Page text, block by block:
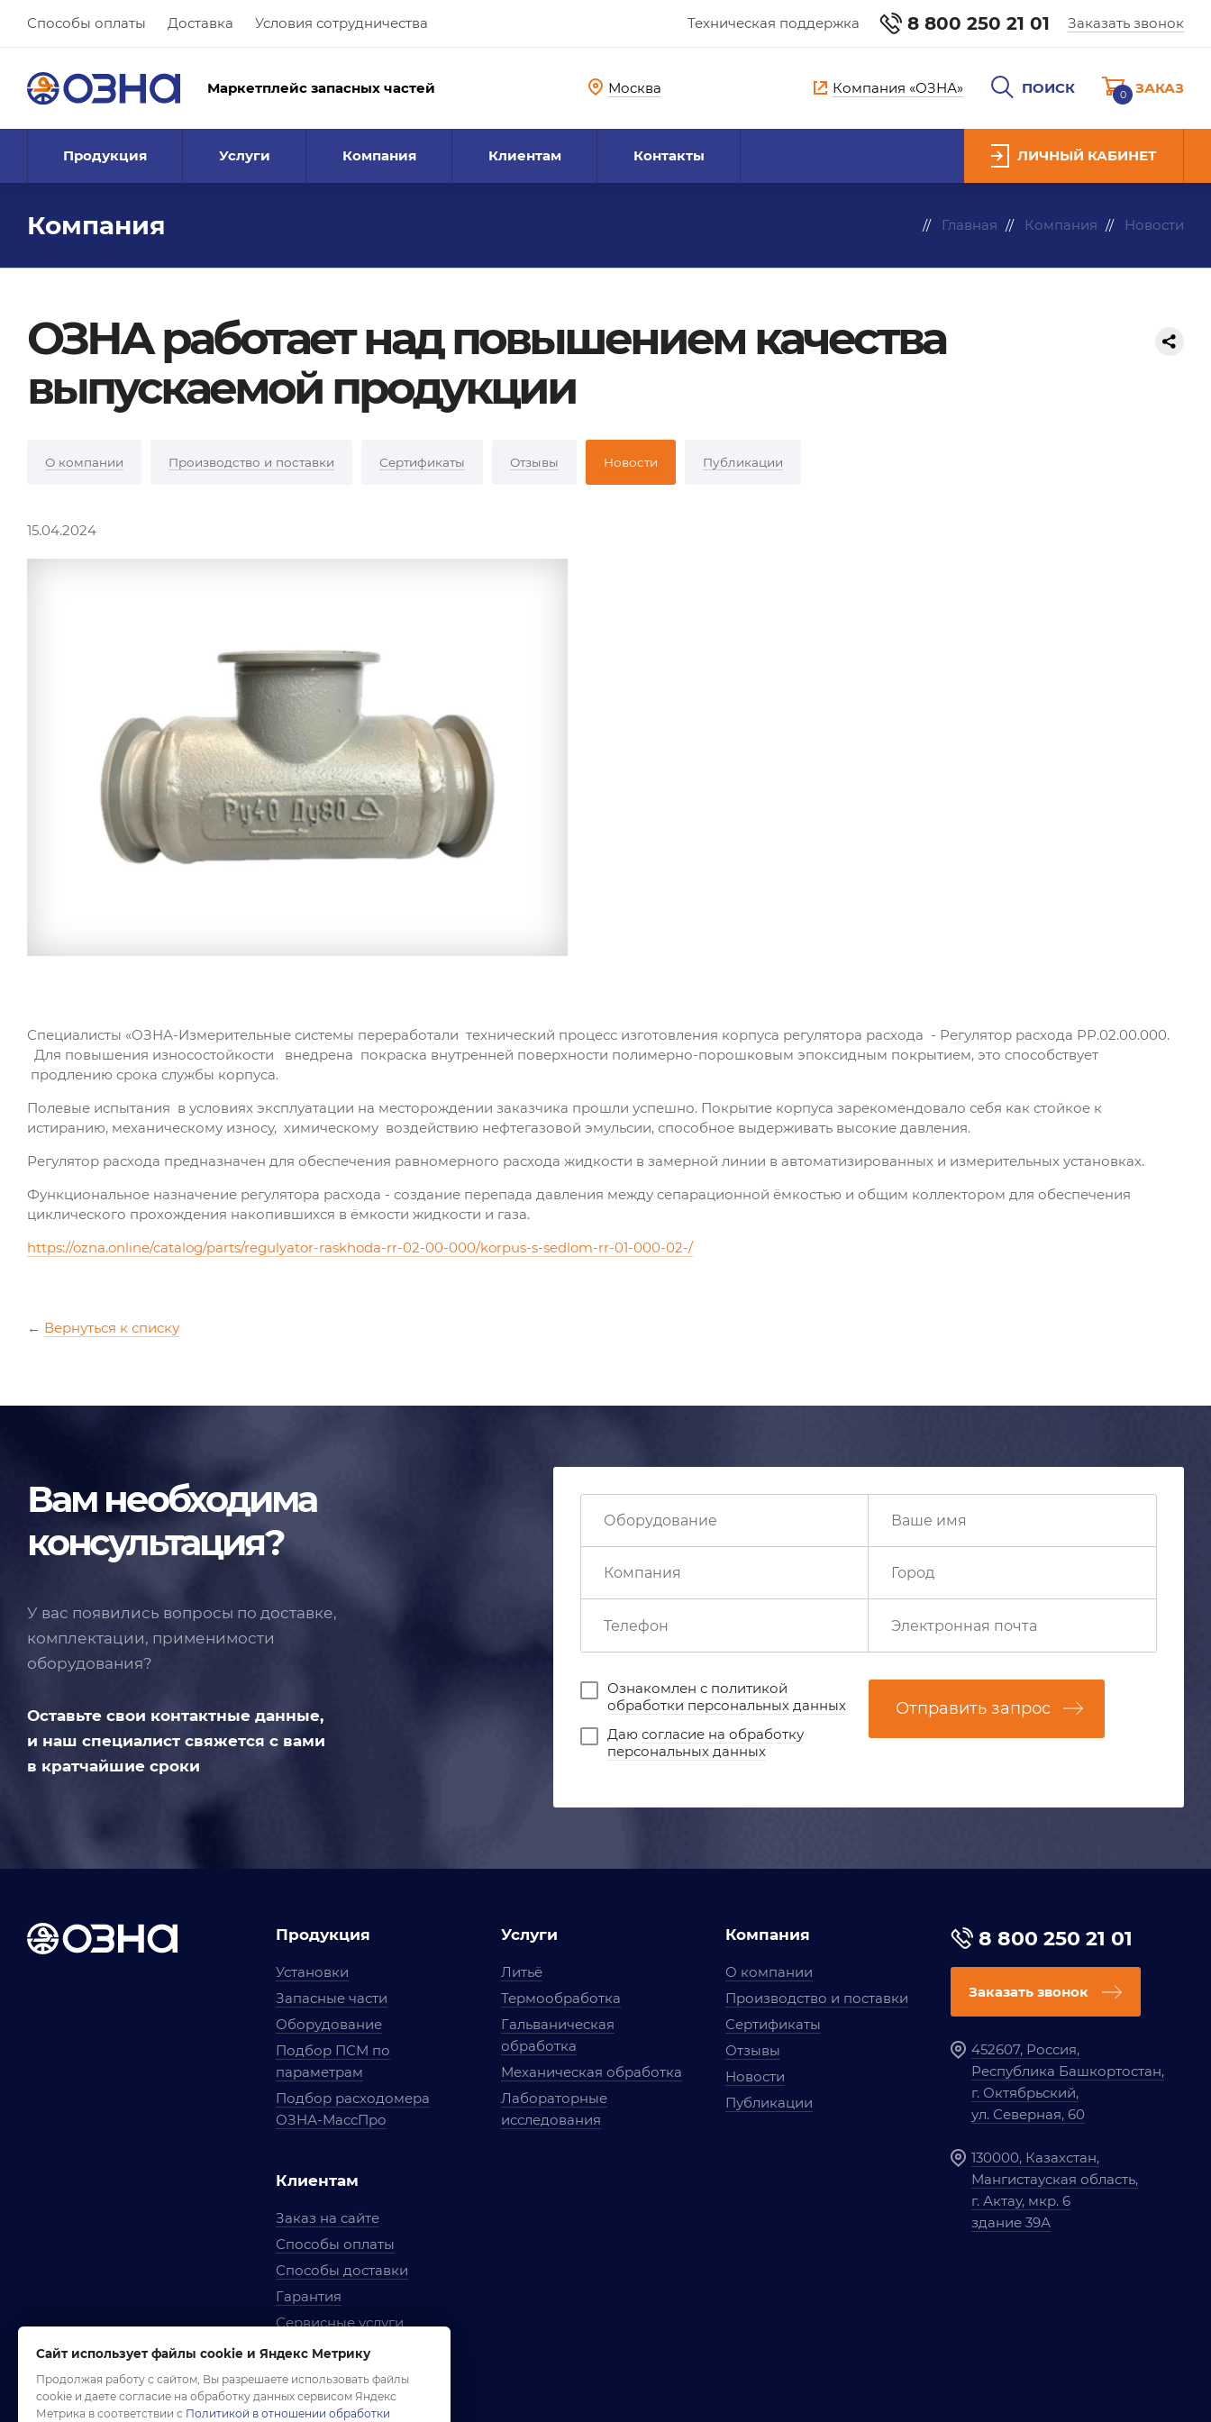
Способы оплаты Доставка Условия сотрудничества Техническая поддержка 8 800 250 21 01 Заказать звонок
Маркетплейс запасных частей Москва Компания «ОЗНА» ПОИСК 0 ЗАКАЗ
Продукция Услуги Компания Клиентам Контакты ЛИЧНЫЙ КАБИНЕТ
Компания Главная Компания Новости
ОЗНА работает над повышением качества
выпускаемой продукции
О компании Производство и поставки Сертификаты Отзывы Новости Публикации
15.04.2024
Специалисты «ОЗНА-Измерительные системы переработали технический процесс изготовления корпуса регулятора расхода - Регулятор расхода РР.02.00.000.
Для повышения износостойкости внедрена покраска внутренней поверхности полимерно-порошковым эпоксидным покрытием, это способствует
продлению срока службы корпуса.
Полевые испытания в условиях эксплуатации на месторождении заказчика прошли успешно. Покрытие корпуса зарекомендовало себя как стойкое к
истиранию, механическому износу, химическому воздействию нефтегазовой эмульсии, способное выдерживать высокие давления.
Регулятор расхода предназначен для обеспечения равномерного расхода жидкости в замерной линии в автоматизированных и измерительных установках.
Функциональное назначение регулятора расхода - создание перепада давления между сепарационной ёмкостью и общим коллектором для обеспечения
циклического прохождения накопившихся в ёмкости жидкости и газа.
https://ozna.online/catalog/parts/regulyator-raskhoda-rr-02-00-000/korpus-s-sedlom-rr-01-000-02-/
← Вернуться к списку
Вам необходима
консультация?
У вас появились вопросы по доставке,
комплектации, применимости
оборудования?
Оставьте свои контактные данные,
и наш специалист свяжется с вами
в кратчайшие сроки
Ознакомлен с политикой
обработки персональных данных
Даю согласие на обработку
персональных данных
Отправить запрос
Продукция
Установки
Запасные части
Оборудование
Подбор ПСМ по
параметрам
Подбор расходомера
ОЗНА-МассПро
Клиентам
Заказ на сайте
Способы оплаты
Способы доставки
Гарантия
Сервисные услуги
Вопросы и ответы
Условия сотрудничества
Правила использования
Услуги
Литьё
Термообработка
Гальваническая
обработка
Механическая обработка
Лабораторные
исследования
Компания
О компании
Производство и поставки
Сертификаты
Отзывы
Новости
Публикации
8 800 250 21 01
Заказать звонок
452607, Россия,
Республика Башкортостан,
г. Октябрьский,
ул. Северная, 60
130000, Казахстан,
Мангистауская область,
г. Актау, мкр. 6
здание 39А
Сайт использует файлы cookie и Яндекс Метрику
Продолжая работу с сайтом, Вы разрешаете использовать файлы
cookie и даете согласие на обработку данных сервисом Яндекс
Метрика в соответствии с Политикой в отношении обработки